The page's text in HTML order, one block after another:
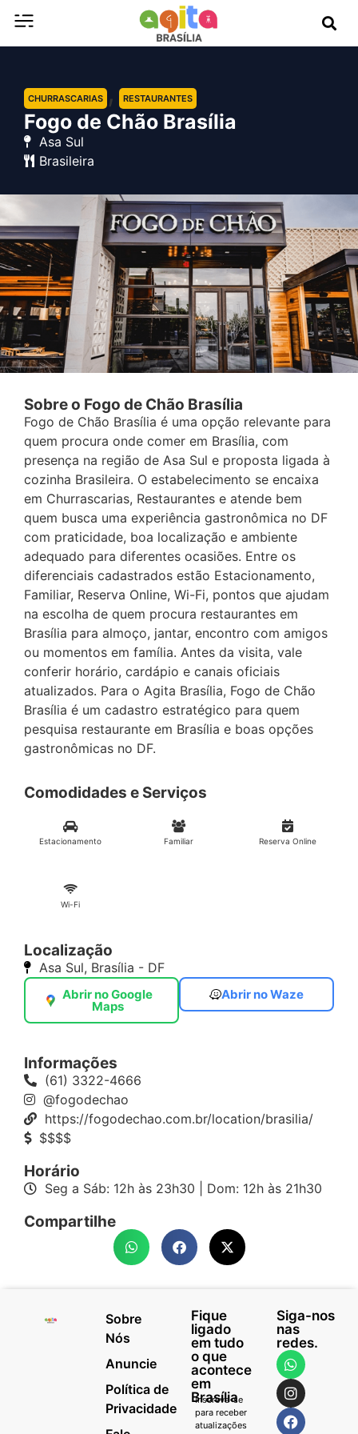
CHURRASCARIAS , RESTAURANTES
Fogo de Chão Brasília
Asa Sul
Brasileira
Sobre o Fogo de Chão Brasília
Fogo de Chão Brasília é uma opção relevante para
quem procura onde comer em Brasília, com
presença na região de Asa Sul e proposta ligada à
cozinha Brasileira. O estabelecimento se encaixa
em Churrascarias, Restaurantes e atende bem
quem busca uma experiência gastronômica no DF
com praticidade, boa localização e ambiente
adequado para diferentes ocasiões. Entre os
diferenciais cadastrados estão Estacionamento,
Familiar, Reserva Online, Wi-Fi, pontos que ajudam
na escolha de quem procura restaurantes em
Brasília para almoço, jantar, encontro com amigos
ou momentos em família. Antes da visita, vale
conferir horário, cardápio e canais oficiais
atualizados. Para o Agita Brasília, Fogo de Chão
Brasília é um cadastro estratégico para quem
pesquisa restaurante em Brasília e boas opções
gastronômicas no DF.
Comodidades e Serviços
Estacionamento Familiar Reserva Online
Wi-Fi
Localização
Asa Sul, Brasília - DF
Abrir no Google
Maps
Abrir no Waze
Informações
(61) 3322-4666
@fogodechao
https://fogodechao.com.br/location/brasilia/
$$$$
Horário
Seg a Sáb: 12h às 23h30 | Dom: 12h às 21h30
Compartilhe
Sobre
Nós
Anuncie
Política de
Privacidade
Fique
ligado
em tudo
o que
acontece
em
Brasília
Inscreva-se
para receber
atualizações
Siga-nos
nas
redes.